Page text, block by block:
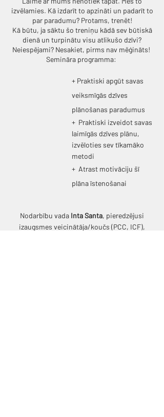
izvēlamies. Kā izdarīt to apzināti un padarīt to
par paradumu? Protams, trenēt!
Kā būtu, ja sāktu šo treniņu kādā sev būtiskā
dienā un turpinātu visu atlikušo dzīvi?
Neiespējami? Nesakiet, pirms nav mēģināts!
Semināra programma:
+ Praktiski apgūt savas
veiksmīgās dzīves
plānošanas paradumus
+ Praktiski izveidot savas
laimīgās dzīves plānu,
izvēloties sev tīkamāko
metodi
+ Atrast motivāciju šī
plāna īstenošanai
Nodarbību vada Inta Santa, pieredzējusi
izaugsmes veicinātāja/koučs (PCC, ICF),